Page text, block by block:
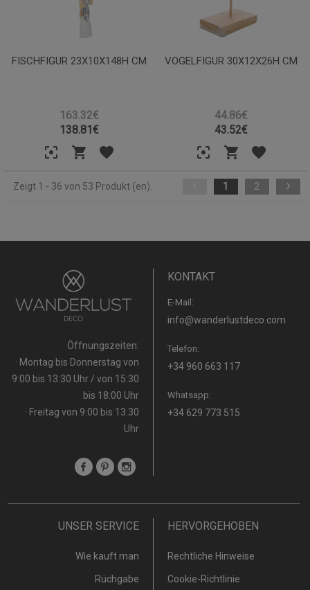
FISCHFIGUR 23X10X148H CM
163.32€
138.81€
VOGELFIGUR 30X12X26H CM
44.86€
43.52€
Zeigt 1 - 36 von 53 Produkt (en). 1 2 ›
Öffnungszeiten:
· Montag bis Donnerstag von
9:00 bis 13:30 Uhr / von 15:30
bis 18:00 Uhr
· Freitag von 9:00 bis 13:30
Uhr
KONTAKT
E-Mail:
info@wanderlustdeco.com
Telefon:
+34 960 663 117
Whatsapp:
+34 629 773 515
UNSER SERVICE
Wie kauft man
Rüchgabe
HERVORGEHOBEN
Rechtliche Hinweise
Cookie-Richtlinie